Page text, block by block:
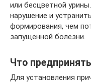
или бесцветной
нарушение и
формирования, чем
запущенной болезни.
Что предпринять
Для установления